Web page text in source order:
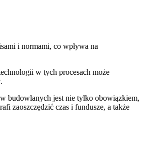
i normami, co wpływa na
w tych procesach może
budowlanych jest nie tylko obowiązkiem,
zaoszczędzić czas i fundusze, a także